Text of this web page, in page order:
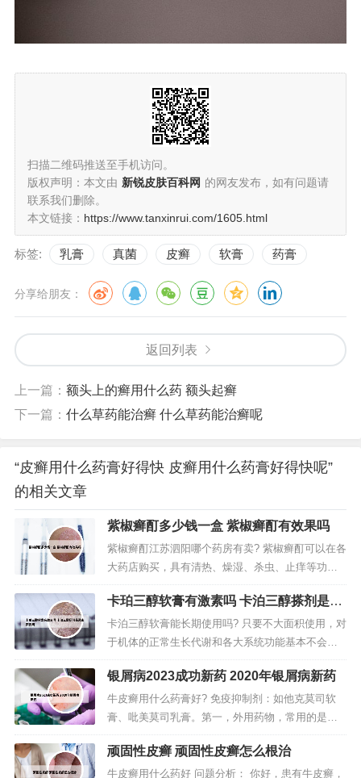
扫描二维码推送至手机访问。
版权声明：本文由 新锐皮肤百科网 的网友发布，如有问题请
联系我们删除。
本文链接： https://www.tanxinrui.com/1605.html
标签: 乳膏 真菌 皮癣 软膏 药膏
分享给朋友：
返回列表
上一篇： 额头上的癣用什么药 额头起癣
下一篇： 什么草药能治癣 什么草药能治癣呢
“皮癣用什么药膏好得快 皮癣用什么药膏好得快呢”
的相关文章
紫椒癣酊多少钱一盒 紫椒癣酊有效果吗
紫椒癣酊江苏泗阳哪个药房有卖? 紫椒癣酊可以在各
大药店购买，具有清热、燥湿、杀虫、止痒等功
效，用消毒棉签蘸取药液后涂抹患处，紫椒癣酊内
含中药成分，比如五倍子、紫花地丁等，能抑制真
菌感染，关于紫椒癣酊的适应症用法和用量，使用
之前需要咨询相关医师。紫椒癣酊的成分有：功劳
木、五倍子、紫花地丁、苦参、花椒。...
卡珀三醇软膏有激素吗 卡泊三醇搽剂是激
素药膏吗
卡泊三醇软膏能长期使用吗? 只要不大面积使用，对
于机体的正常生长代谢和各大系统功能基本不会带
来太大影响，适合患者长期进行使用。在患者使用
的时候，也没有太多的不良反应出现。所以，长期
使用也是可以的。虽然说金迪银卡泊三醇软膏可以
长期使用，但具体的情况还需要根据患者病情、体
质来判定，才能让药效发挥到更好的...
银屑病2023成功新药 2020年银屑病新药
牛皮癣用什么药膏好? 免疫抑制剂：如他克莫司软
膏、吡美莫司乳膏。第一，外用药物，常用的是糖
皮质激素类的药物，如卤米松软膏，地奈德软膏，
糠酸莫米松软膏，丁酸氢化可的松软膏，曲安奈德
软膏等。药物一：牛皮癣软膏。具有抗炎、抗过敏
顽固性皮癣 顽固性皮癣怎么根治
牛皮癣用什么药好 问题分析： 你好，患有牛皮癣，